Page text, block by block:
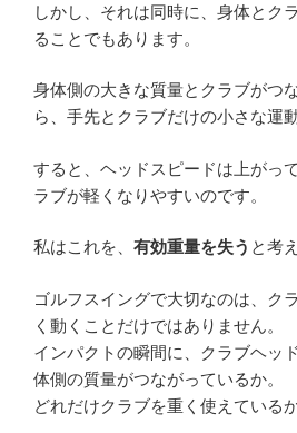
しかし、それは同時に、身体とク
ることでもあります。
身体側の大きな質量とクラブがつ
ら、手先とクラブだけの小さな運
すると、ヘッドスピードは上がっ
ラブが軽くなりやすいのです。
私はこれを、 有効重量を失う と考
ゴルフスイングで大切なのは、ク
く動くことだけではありません。
インパクトの瞬間に、クラブヘッ
体側の質量がつながっているか。
どれだけクラブを重く使えているか